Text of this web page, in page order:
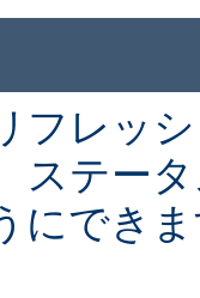
フレッ
ステー
にでき